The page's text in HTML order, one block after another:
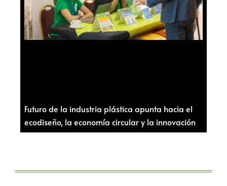
Futuro de la industria plástica apunta hacia el
ecodiseño, la economía circular y la innovación